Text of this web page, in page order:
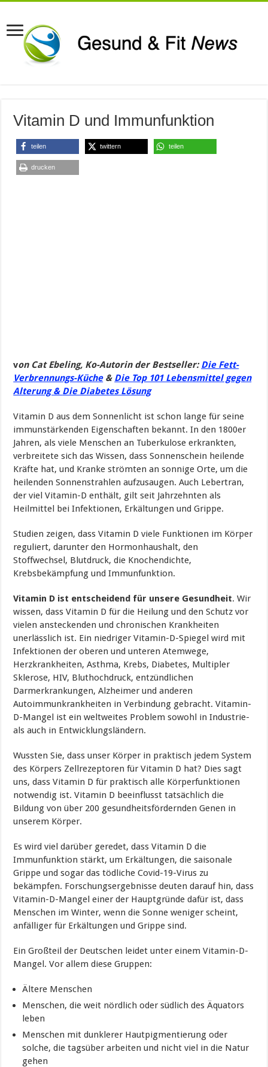
Vitamin D und Immunfunktion
teilen twittern teilen
drucken
von Cat Ebeling, Ko-Autorin der Bestseller:Die Fett-
Verbrennungs-Küche& Die Top 101 Lebensmittel gegen
Alterung & Die Diabetes Lösung
Vitamin D aus dem Sonnenlicht ist schon lange für seine
immunstärkenden Eigenschaften bekannt. In den 1800er
Jahren, als viele Menschen an Tuberkulose erkrankten,
verbreitete sich das Wissen, dass Sonnenschein heilende
Kräfte hat, und Kranke strömten an sonnige Orte, um die
heilenden Sonnenstrahlen aufzusaugen. Auch Lebertran,
der viel Vitamin-D enthält, gilt seit Jahrzehnten als
Heilmittel bei Infektionen, Erkältungen und Grippe.
Studien zeigen, dass Vitamin D viele Funktionen im Körper
reguliert, darunter den Hormonhaushalt, den
Stoffwechsel, Blutdruck, die Knochendichte,
Krebsbekämpfung und Immunfunktion.
Vitamin D ist entscheidend für unsere Gesundheit. Wir
wissen, dass Vitamin D für die Heilung und den Schutz vor
vielen ansteckenden und chronischen Krankheiten
unerlässlich ist. Ein niedriger Vitamin-D-Spiegel wird mit
Infektionen der oberen und unteren Atemwege,
Herzkrankheiten, Asthma, Krebs, Diabetes, Multipler
Sklerose, HIV, Bluthochdruck, entzündlichen
Darmerkrankungen, Alzheimer und anderen
Autoimmunkrankheiten in Verbindung gebracht. Vitamin-
D-Mangel ist ein weltweites Problem sowohl in Industrie-
als auch in Entwicklungsländern.
Wussten Sie, dass unser Körper in praktisch jedem System
des Körpers Zellrezeptoren für Vitamin D hat? Dies sagt
uns, dass Vitamin D für praktisch alle Körperfunktionen
notwendig ist. Vitamin D beeinflusst tatsächlich die
Bildung von über 200 gesundheitsfördernden Genen in
unserem Körper.
Es wird viel darüber geredet, dass Vitamin D die
Immunfunktion stärkt, um Erkältungen, die saisonale
Grippe und sogar das tödliche Covid-19-Virus zu
bekämpfen. Forschungsergebnisse deuten darauf hin, dass
Vitamin-D-Mangel einer der Hauptgründe dafür ist, dass
Menschen im Winter, wenn die Sonne weniger scheint,
anfälliger für Erkältungen und Grippe sind.
Ein Großteil der Deutschen leidet unter einem Vitamin-D-
Mangel. Vor allem diese Gruppen:
Ältere Menschen
Menschen, die weit nördlich oder südlich des Äquators
leben
Menschen mit dunklerer Hautpigmentierung oder
solche, die tagsüber arbeiten und nicht viel in die Natur
gehen